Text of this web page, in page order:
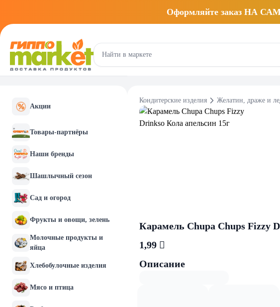
Оформляйте заказ НА
Акции
Товары-партнёры
Наши бренды
Шашлычный сезон
Сад и огород
Фрукты и овощи, зелень
Молочные продукты и
яйца
Хлебобулочные изделия
Мясо и птица
Кондитерские изделия Желатин, драже и
Карамель Chupa Chups Fizzy
1,99 
Описание